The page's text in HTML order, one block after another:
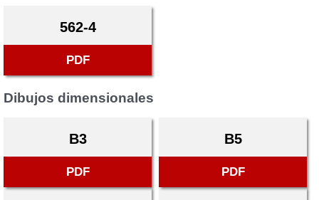
562-4
PDF
Dibujos dimensionales
B3
PDF
B5
PDF